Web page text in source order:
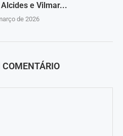
e Vilmar...
de 2026
COMENTÁRIO